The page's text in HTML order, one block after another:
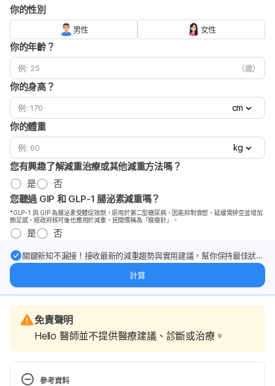
你的性別
男性 女性
你的年齡？
（歲）
你的身高？
cm
你的體重
kg
您有興趣了解減重治療或其他減重方法嗎？
是
否
您聽過 GIP 和 GLP-1 腸泌素減重嗎？
*GLP-1 與 GIP 為腸泌素受體促效劑，原用於第二型糖尿病，因能抑制食慾、延緩胃排空並增加
飽足感，經政府核可後也應用於減重，民間慣稱為「瘦瘦針」。
是 否
關鍵新知不漏接！接收最新的減重趨勢與實用建議，幫你保持最佳狀
計算
免責聲明
Hello 醫師並不提供醫療建議、診斷或治療。
參考資料